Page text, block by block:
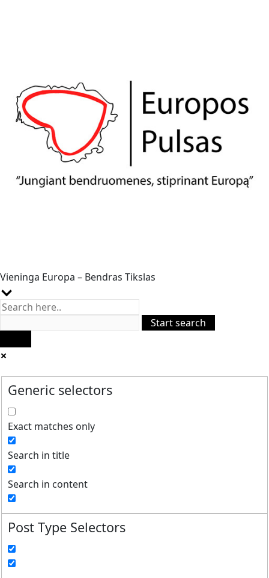
Vieninga Europa – Bendras Tikslas
Generic selectors
Exact matches only
Search in title
Search in content
Post Type Selectors